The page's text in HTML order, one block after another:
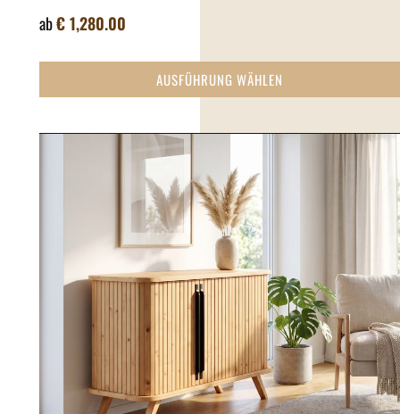
ab€ 1,280.00
AUSFÜHRUNG WÄHLEN